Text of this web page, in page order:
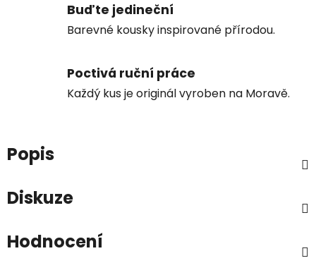
Buďte jedineční
Barevné kousky inspirované přírodou.
Poctivá ruční práce
Každý kus je originál vyroben na Moravě.
Popis
Diskuze
Hodnocení